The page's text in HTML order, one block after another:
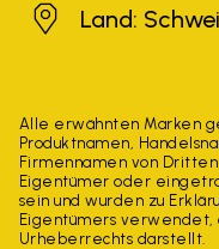
Schweiz
Land:
Alle erwähnten Marken
Produktnamen,
Firmennamen von
Eigentümer oder
sein und wurden zu
Eigentümers verwendet,
Urheberrechts darstellt.